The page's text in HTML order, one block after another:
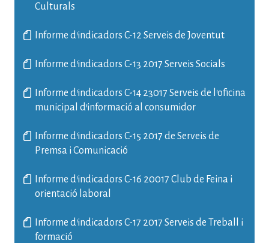
Culturals
Informe d'indicadors C-12 Serveis de Joventut
Informe d'indicadors C-13 2017 Serveis Socials
Informe d'indicadors C-14 23017 Serveis de l'oficina
municipal d'informació al consumidor
Informe d'indicadors C-15 2017 de Serveis de
Premsa i Comunicació
Informe d'indicadors C-16 20017 Club de Feina i
orientació laboral
Informe d'indicadors C-17 2017 Serveis de Treball i
formació